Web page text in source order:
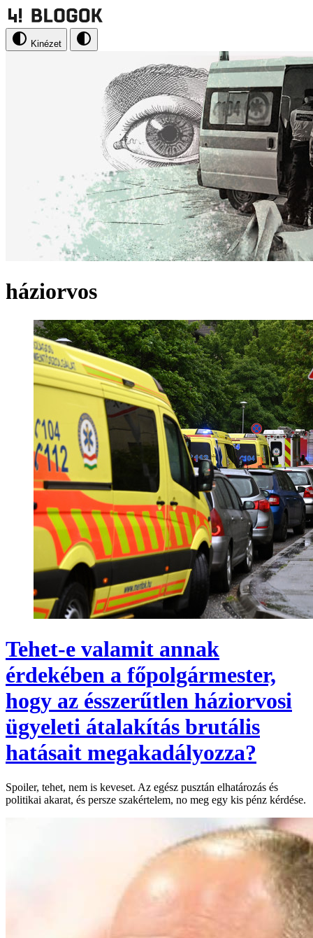
Kinézet
háziorvos
Tehet-e valamit annak
érdekében a főpolgármester,
hogy az ésszerűtlen háziorvosi
ügyeleti átalakítás brutális
hatásait megakadályozza?
Spoiler, tehet, nem is keveset. Az egész pusztán elhatározás és
politikai akarat, és persze szakértelem, no meg egy kis pénz kérdése.